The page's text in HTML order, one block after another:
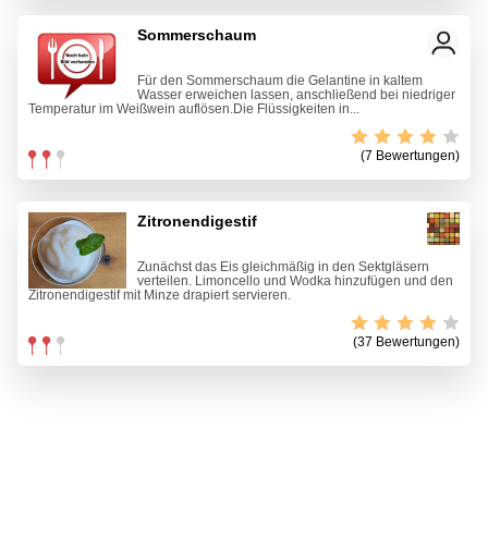
Sommerschaum
Für den Sommerschaum die Gelantine in kaltem
Wasser erweichen lassen, anschließend bei niedriger
Temperatur im Weißwein auflösen.Die Flüssigkeiten in...
(7 Bewertungen)
Zitronendigestif
Zunächst das Eis gleichmäßig in den Sektgläsern
verteilen. Limoncello und Wodka hinzufügen und den
Zitronendigestif mit Minze drapiert servieren.
(37 Bewertungen)